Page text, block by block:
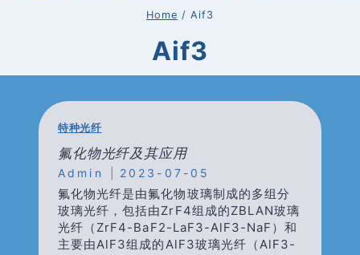
Home / Aif3
Aif3
特种光纤
氟化物光纤及其应用
Admin 2023-07-05
氟化物光纤是由氟化物玻璃制成的多组分
玻璃光纤，包括由ZrF4组成的ZBLAN玻璃
光纤（ZrF4-BaF2-LaF3-AlF3-NaF）和
主要由AlF3组成的AlF3玻璃光纤（AlF3-